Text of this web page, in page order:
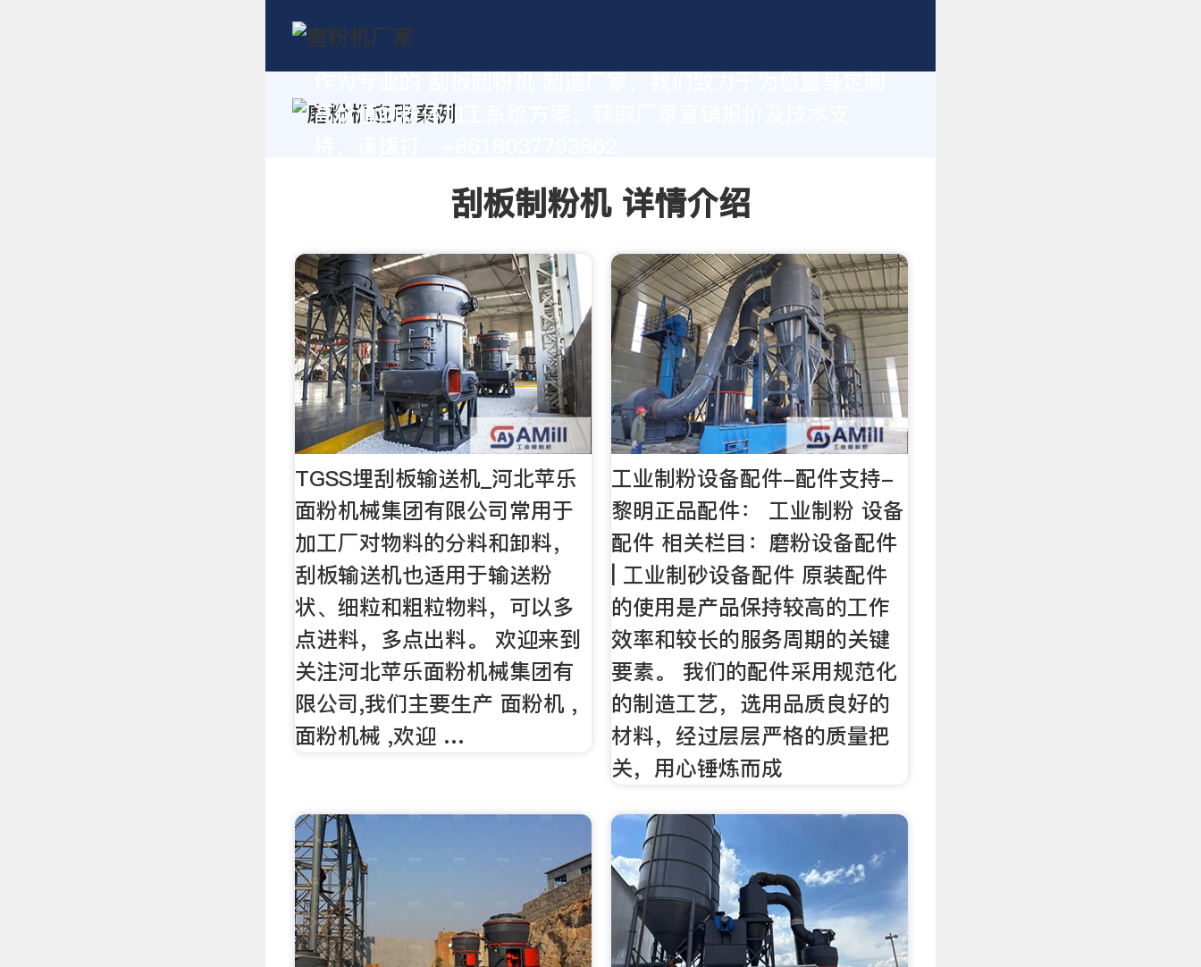
高价值的粉体加工系统方案。获取厂家直销报价及技术支
刮板制粉机 详情介绍
TGSS埋刮板输送机_河北苹乐
面粉机械集团有限公司常用于
加工厂对物料的分料和卸料，
刮板输送机也适用于输送粉
状、细粒和粗粒物料，可以多
点进料，多点出料。 欢迎来到
关注河北苹乐面粉机械集团有
限公司,我们主要生产 面粉机 ,
面粉机械 ,欢迎 …
工业制粉设备配件-配件支持-
黎明正品配件： 工业制粉 设备
配件 相关栏目：磨粉设备配件
| 工业制砂设备配件 原装配件
的使用是产品保持较高的工作
效率和较长的服务周期的关键
要素。 我们的配件采用规范化
的制造工艺，选用品质良好的
材料，经过层层严格的质量把
关，用心锤炼而成